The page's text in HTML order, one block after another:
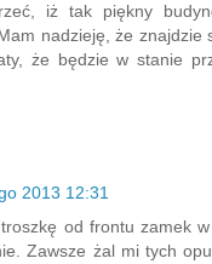
iż tak piękny
nadzieję, że znajdzie
że będzie w stanie
2013 12:31
od frontu zamek
Zawsze żal mi tych